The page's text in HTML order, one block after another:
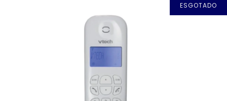
ESGOTADO